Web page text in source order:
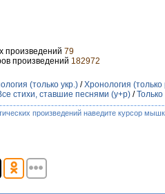
произведений 79
произведений 182972
(только укр.) /Хронология (только
стихи, ставшие песнями (у+р) /
произведений наведите курсор